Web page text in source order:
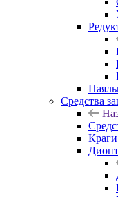
Средства